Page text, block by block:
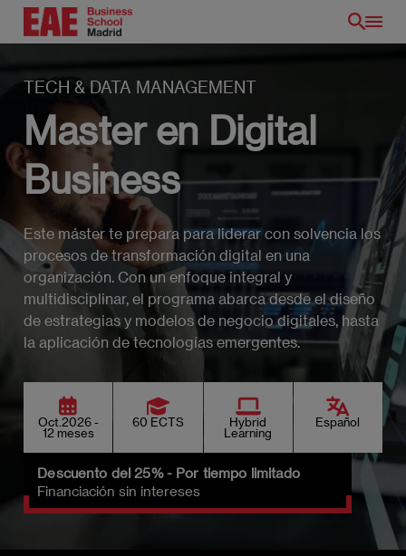
Pasar
TECH & DATA MANAGEMENT
Master en Digital
Business
Este máster te prepara para liderar con solvencia los
procesos de transformación digital en una
organización. Con un enfoque integral y
multidisciplinar, el programa abarca desde el diseño
de estrategias y modelos de negocio digitales, hasta
la aplicación de tecnologías emergentes.
Oct.2026 -
12 meses
60 ECTS
Hybrid
Learning
Español
Descuento del 25% - Por tiempo limitado
Financiación sin intereses